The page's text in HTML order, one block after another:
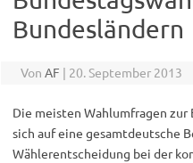
Bundesländern
Von AF | 20. September 2013
Die meisten Wahlumfragen
sich auf eine gesamtdeutsche
Wählerentscheidung bei der